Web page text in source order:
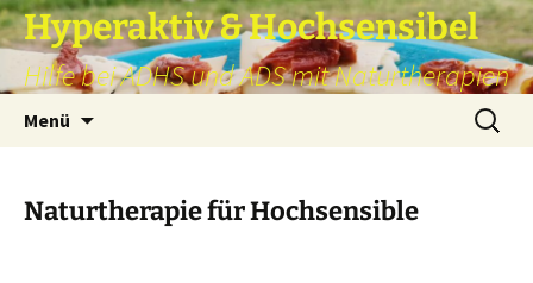
Hyperaktiv & Hochsensibel
Hilfe bei ADHS und ADS mit Naturtherapien
Menü
Suchen
nach:
Naturtherapie für Hochsensible